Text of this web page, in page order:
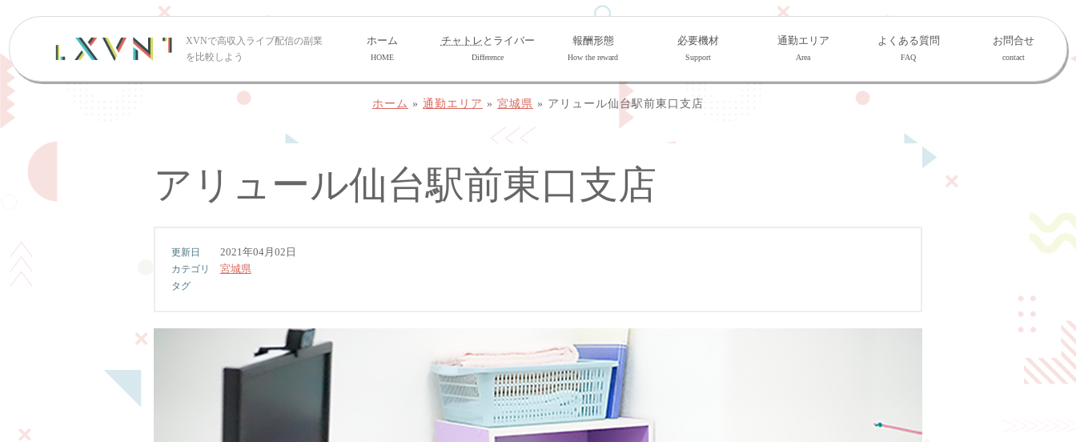
XVNで高収入ライブ配信の副業
を比較しよう
ホーム
HOME
チャトレ とライバー
Difference
報酬形態
How the reward
必要機材
Support
通勤エリア
Area
よくある質問
FAQ
お問合せ
contact
ホーム » 通勤エリア » 宮城県 » アリュール仙台駅前東口支店
アリュール仙台駅前東口支店
2021年04月02日
宮城県